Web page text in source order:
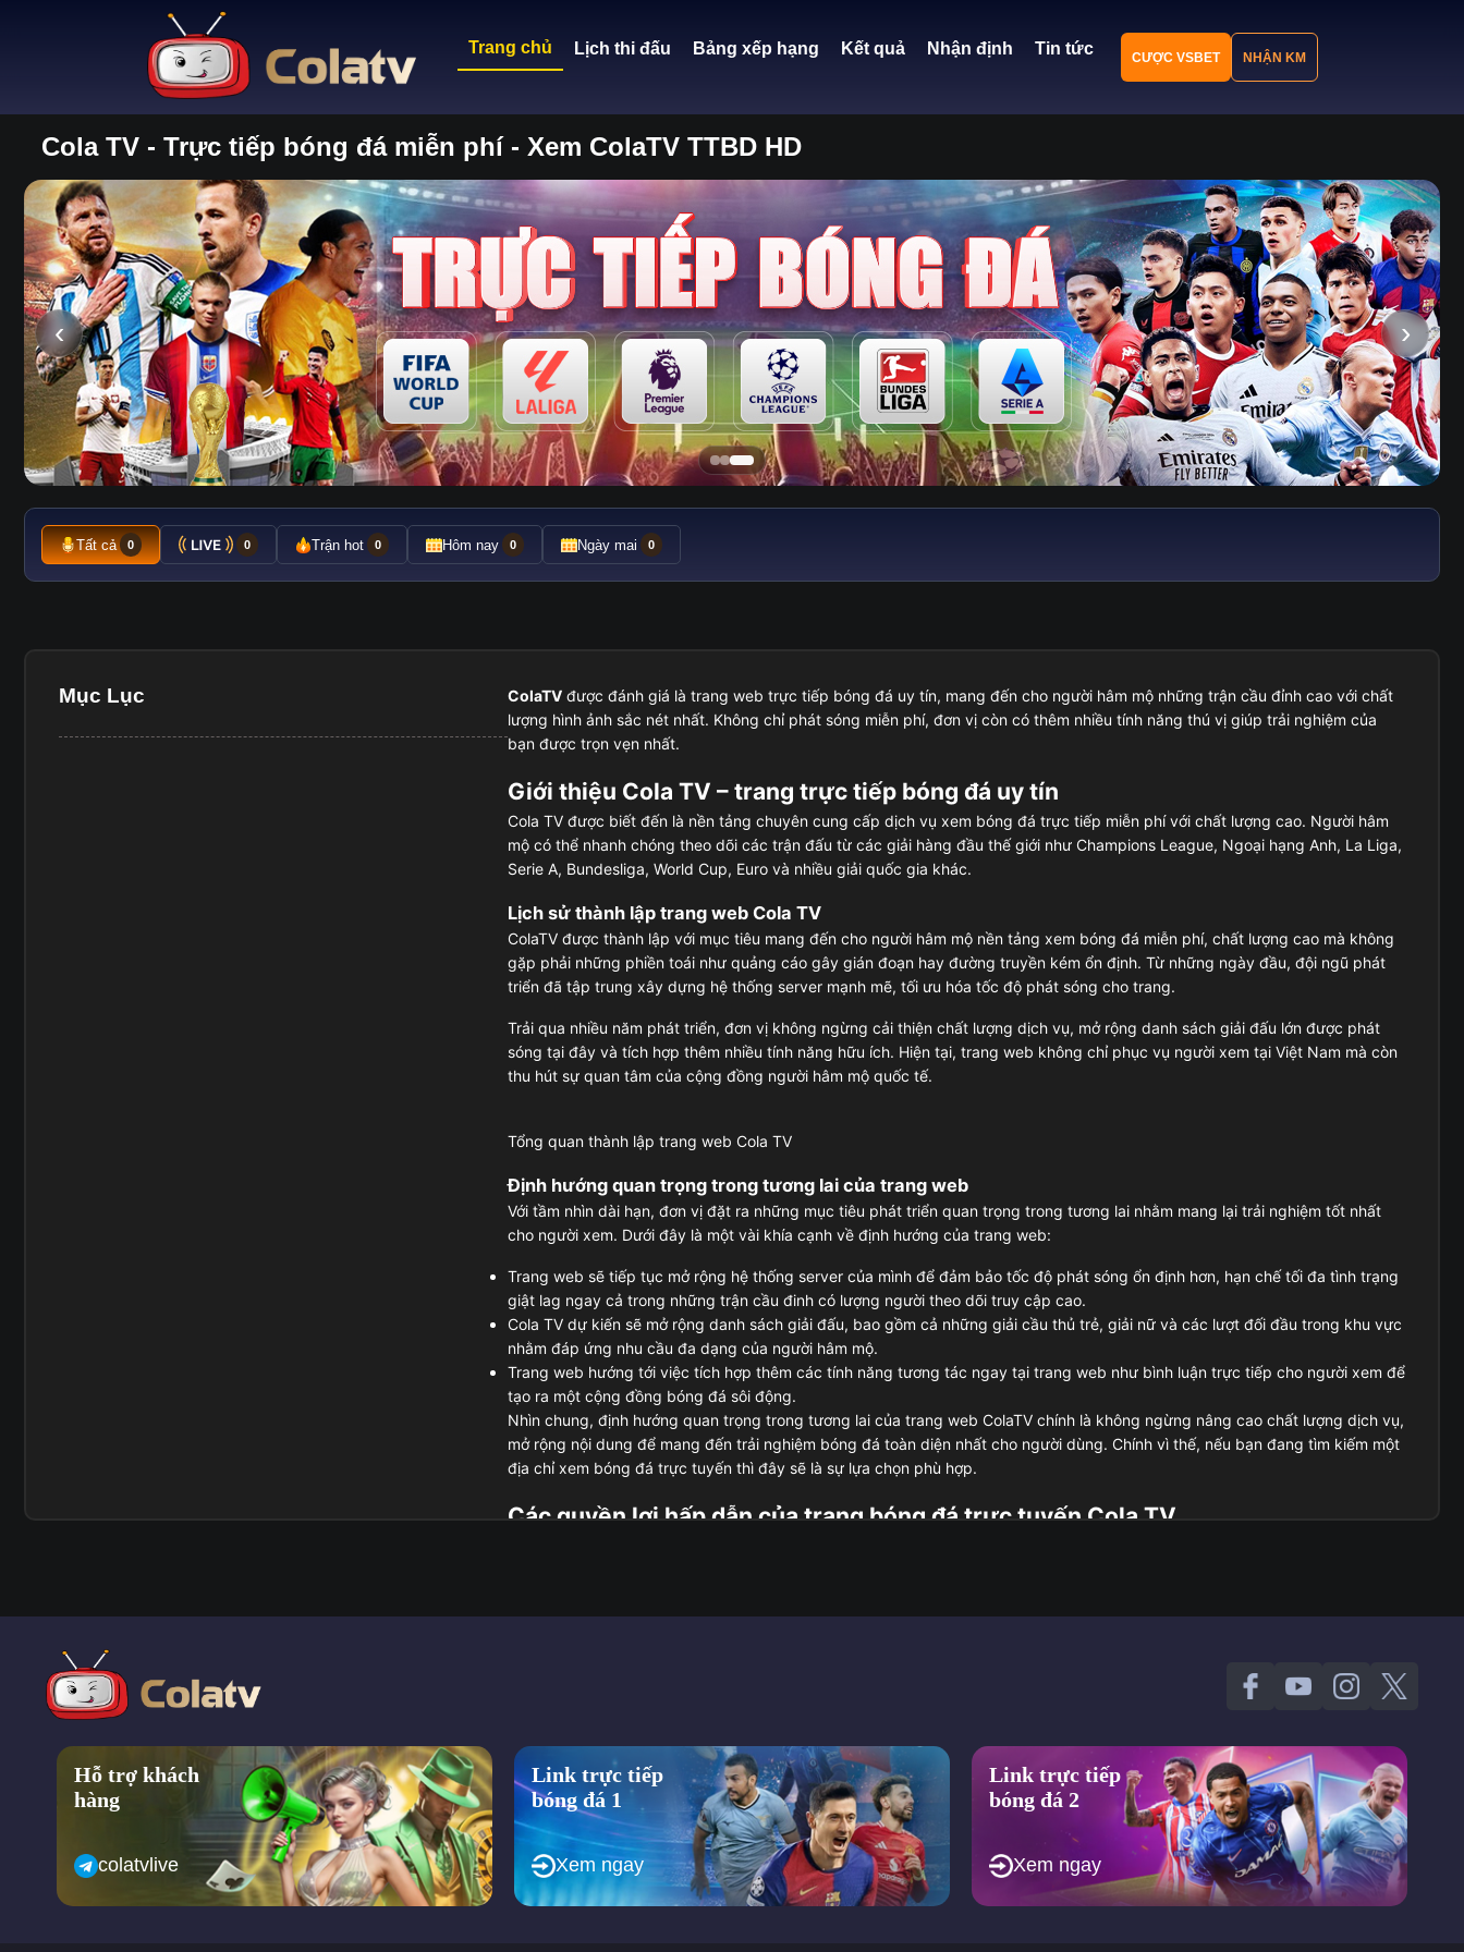
Trang chủ Lịch thi đấu Bảng xếp hạng Kết quả Nhận định Tin tức CƯỢC VSBET NHẬN KM
Cola TV - Trực tiếp bóng đá miễn phí - Xem ColaTV TTBD HD
‹ ›
Tất cả 0 0 Trận hot 0 Hôm nay 0 Ngày mai 0
Mục Lục ColaTV được đánh giá là trang web trực tiếp bóng đá uy tín, mang đến cho người hâm mộ những trận cầu đỉnh cao với chất
lượng hình ảnh sắc nét nhất. Không chỉ phát sóng miễn phí, đơn vị còn có thêm nhiều tính năng thú vị giúp trải nghiệm của
bạn được trọn vẹn nhất.
Giới thiệu Cola TV – trang trực tiếp bóng đá uy tín
Cola TV được biết đến là nền tảng chuyên cung cấp dịch vụ xem bóng đá trực tiếp miễn phí với chất lượng cao. Người hâm
mộ có thể nhanh chóng theo dõi các trận đấu từ các giải hàng đầu thế giới như Champions League, Ngoại hạng Anh, La Liga,
Serie A, Bundesliga, World Cup, Euro và nhiều giải quốc gia khác.
Lịch sử thành lập trang web Cola TV
ColaTV được thành lập với mục tiêu mang đến cho người hâm mộ nền tảng xem bóng đá miễn phí, chất lượng cao mà không
gặp phải những phiền toái như quảng cáo gây gián đoạn hay đường truyền kém ổn định. Từ những ngày đầu, đội ngũ phát
triển đã tập trung xây dựng hệ thống server mạnh mẽ, tối ưu hóa tốc độ phát sóng cho trang.
Trải qua nhiều năm phát triển, đơn vị không ngừng cải thiện chất lượng dịch vụ, mở rộng danh sách giải đấu lớn được phát
sóng tại đây và tích hợp thêm nhiều tính năng hữu ích. Hiện tại, trang web không chỉ phục vụ người xem tại Việt Nam mà còn
thu hút sự quan tâm của cộng đồng người hâm mộ quốc tế.
Tổng quan thành lập trang web Cola TV
Định hướng quan trọng trong tương lai của trang web
Với tầm nhìn dài hạn, đơn vị đặt ra những mục tiêu phát triển quan trọng trong tương lai nhằm mang lại trải nghiệm tốt nhất
cho người xem. Dưới đây là một vài khía cạnh về định hướng của trang web:
Trang web sẽ tiếp tục mở rộng hệ thống server của mình để đảm bảo tốc độ phát sóng ổn định hơn, hạn chế tối đa tình trạng
giật lag ngay cả trong những trận cầu đinh có lượng người theo dõi truy cập cao.
Cola TV dự kiến sẽ mở rộng danh sách giải đấu, bao gồm cả những giải cầu thủ trẻ, giải nữ và các lượt đối đầu trong khu vực
nhằm đáp ứng nhu cầu đa dạng của người hâm mộ.
Trang web hướng tới việc tích hợp thêm các tính năng tương tác ngay tại trang web như bình luận trực tiếp cho người xem để
tạo ra một cộng đồng bóng đá sôi động.
Nhìn chung, định hướng quan trọng trong tương lai của trang web ColaTV chính là không ngừng nâng cao chất lượng dịch vụ,
mở rộng nội dung để mang đến trải nghiệm bóng đá toàn diện nhất cho người dùng. Chính vì thế, nếu bạn đang tìm kiếm một
địa chỉ xem bóng đá trực tuyến thì đây sẽ là sự lựa chọn phù hợp.
Các quyền lợi hấp dẫn của trang bóng đá trực tuyến Cola TV
chí phục vụ mọi nhu cầu của người xem, đơn vị luôn cam kết mang đến nguồn phát sóng đa dạng nhất.
Nhiều giải đấu lớn xuất hiện tại trang web
Xem bóng đá chất lượng không lo bị gián đoạn
Khi xem bóng đá trực tiếp tại đây chất lượng đường truyền luôn là yếu tố quan trọng quyết định trải nghiệm của người xem.
Đơn vị hiện đang sử dụng hệ thống máy chủ tiên tiến, điều này cũng là cơ sở giúp tối ưu hóa tốc độ phát sóng và giảm thiểu
Hỗ trợ khách
hàng
colatvlive
Link trực tiếp
bóng đá 1
Xem ngay
Link trực tiếp
bóng đá 2
Xem ngay